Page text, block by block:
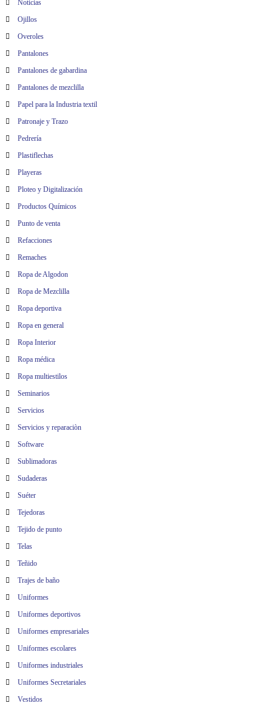
Noticias
Ojillos
Overoles
Pantalones
Pantalones de gabardina
Pantalones de mezclilla
Papel para la Industria textil
Patronaje y Trazo
Pedrería
Plastiflechas
Playeras
Ploteo y Digitalización
Productos Químicos
Punto de venta
Refacciones
Remaches
Ropa de Algodon
Ropa de Mezclilla
Ropa deportiva
Ropa en general
Ropa Interior
Ropa médica
Ropa multiestilos
Seminarios
Servicios
Servicios y reparaciòn
Software
Sublimadoras
Sudaderas
Suéter
Tejedoras
Tejido de punto
Telas
Teñido
Trajes de baño
Uniformes
Uniformes deportivos
Uniformes empresariales
Uniformes escolares
Uniformes industriales
Uniformes Secretariales
Vestidos